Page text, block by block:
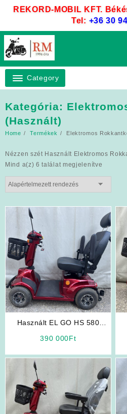
REKORD-MOBIL KFT.
Tel: +36 30
Category
Kategória:
(Használt)
Home Termékek Elektromos
Nézzen szét Használt Elektromos
Mind a(z) 6 találat megjelenítve
Használt EL GO HS 580
390 000Ft